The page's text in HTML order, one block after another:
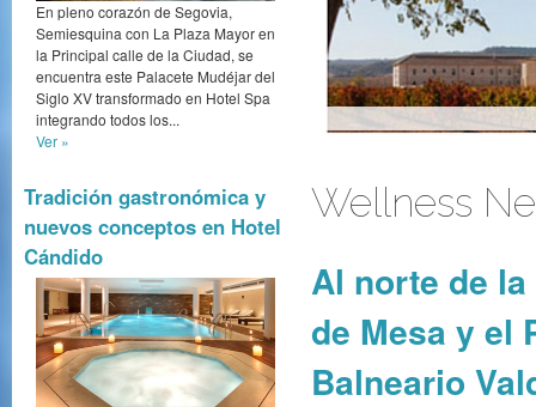
En pleno corazón de Segovia,
Semiesquina con La Plaza Mayor en
la Principal calle de la Ciudad, se
encuentra este Palacete Mudéjar del
Siglo XV transformado en Hotel Spa
integrando todos los...
Ver »
Tradición gastronómica y
nuevos conceptos en Hotel
Cándido
Wellness
Al norte de
de Mesa y el
Balneario